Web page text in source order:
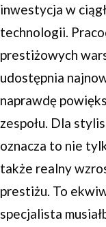
inwestycja w
technologii.
prestiżowych
udostępnia
naprawdę
zespołu. Dla
oznacza to nie
także realny
prestiżu. To
specjalista